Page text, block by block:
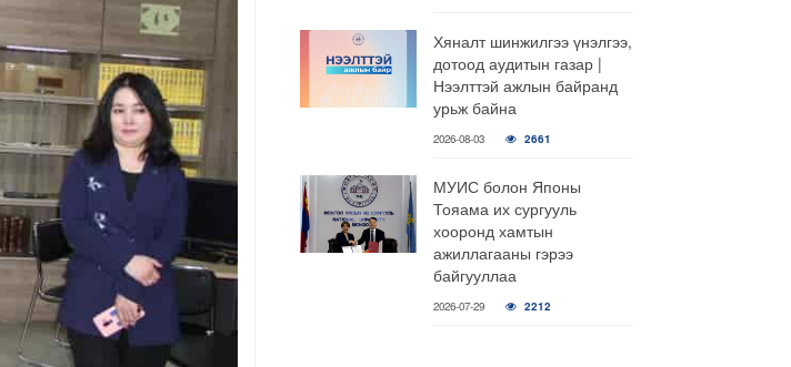
Хяналт шинжилгээ үнэлгээ,
дотоод аудитын газар |
Нээлттэй ажлын байранд
урьж байна
2026-08-03 2661
МУИС болон Японы
Тояама их сургууль
хооронд хамтын
ажиллагааны гэрээ
байгууллаа
2026-07-29 2212